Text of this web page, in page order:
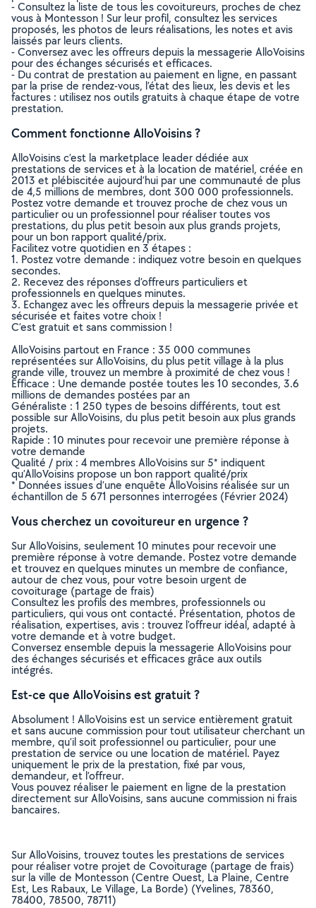
- Consultez la liste de tous les covoitureurs, proches de chez
vous à Montesson ! Sur leur profil, consultez les services
proposés, les photos de leurs réalisations, les notes et avis
laissés par leurs clients.
- Conversez avec les offreurs depuis la messagerie AlloVoisins
pour des échanges sécurisés et efficaces.
- Du contrat de prestation au paiement en ligne, en passant
par la prise de rendez-vous, l’état des lieux, les devis et les
factures : utilisez nos outils gratuits à chaque étape de votre
prestation.
Comment fonctionne AlloVoisins ?
AlloVoisins c’est la marketplace leader dédiée aux
prestations de services et à la location de matériel, créée en
2013 et plébiscitée aujourd’hui par une communauté de plus
de 4,5 millions de membres, dont 300 000 professionnels.
Postez votre demande et trouvez proche de chez vous un
particulier ou un professionnel pour réaliser toutes vos
prestations, du plus petit besoin aux plus grands projets,
pour un bon rapport qualité/prix.
Facilitez votre quotidien en 3 étapes :
1. Postez votre demande : indiquez votre besoin en quelques
secondes.
2. Recevez des réponses d’offreurs particuliers et
professionnels en quelques minutes.
3. Echangez avec les offreurs depuis la messagerie privée et
sécurisée et faites votre choix !
C’est gratuit et sans commission !
AlloVoisins partout en France : 35 000 communes
représentées sur AlloVoisins, du plus petit village à la plus
grande ville, trouvez un membre à proximité de chez vous !
Efficace : Une demande postée toutes les 10 secondes, 3.6
millions de demandes postées par an
Généraliste : 1 250 types de besoins différents, tout est
possible sur AlloVoisins, du plus petit besoin aux plus grands
projets.
Rapide : 10 minutes pour recevoir une première réponse à
votre demande
Qualité / prix : 4 membres AlloVoisins sur 5* indiquent
qu’AlloVoisins propose un bon rapport qualité/prix
* Données issues d’une enquête AlloVoisins réalisée sur un
échantillon de 5 671 personnes interrogées (Février 2024)
Vous cherchez un covoitureur en urgence ?
Sur AlloVoisins, seulement 10 minutes pour recevoir une
première réponse à votre demande. Postez votre demande
et trouvez en quelques minutes un membre de confiance,
autour de chez vous, pour votre besoin urgent de
covoiturage (partage de frais)
Consultez les profils des membres, professionnels ou
particuliers, qui vous ont contacté. Présentation, photos de
réalisation, expertises, avis : trouvez l'offreur idéal, adapté à
votre demande et à votre budget.
Conversez ensemble depuis la messagerie AlloVoisins pour
des échanges sécurisés et efficaces grâce aux outils
intégrés.
Est-ce que AlloVoisins est gratuit ?
Absolument ! AlloVoisins est un service entièrement gratuit
et sans aucune commission pour tout utilisateur cherchant un
membre, qu’il soit professionnel ou particulier, pour une
prestation de service ou une location de matériel. Payez
uniquement le prix de la prestation, fixé par vous,
demandeur, et l’offreur.
Vous pouvez réaliser le paiement en ligne de la prestation
directement sur AlloVoisins, sans aucune commission ni frais
bancaires.
Sur AlloVoisins, trouvez toutes les prestations de services
pour réaliser votre projet de Covoiturage (partage de frais)
sur la ville de Montesson (Centre Ouest, La Plaine, Centre
Est, Les Rabaux, Le Village, La Borde) (Yvelines, 78360,
78400, 78500, 78711)